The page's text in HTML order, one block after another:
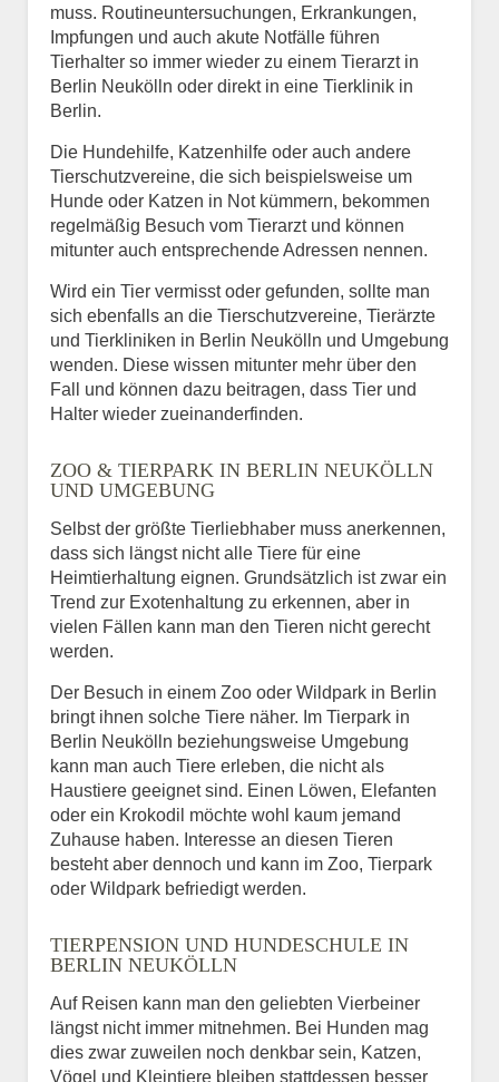
muss. Routineuntersuchungen, Erkrankungen,
Impfungen und auch akute Notfälle führen
Tierhalter so immer wieder zu einem Tierarzt in
Berlin Neukölln oder direkt in eine Tierklinik in
Berlin.
Die Hundehilfe, Katzenhilfe oder auch andere
Tierschutzvereine, die sich beispielsweise um
Hunde oder Katzen in Not kümmern, bekommen
regelmäßig Besuch vom Tierarzt und können
mitunter auch entsprechende Adressen nennen.
Wird ein Tier vermisst oder gefunden, sollte man
sich ebenfalls an die Tierschutzvereine, Tierärzte
und Tierkliniken in Berlin Neukölln und Umgebung
wenden. Diese wissen mitunter mehr über den
Fall und können dazu beitragen, dass Tier und
Halter wieder zueinanderfinden.
ZOO & TIERPARK IN BERLIN NEUKÖLLN
UND UMGEBUNG
Selbst der größte Tierliebhaber muss anerkennen,
dass sich längst nicht alle Tiere für eine
Heimtierhaltung eignen. Grundsätzlich ist zwar ein
Trend zur Exotenhaltung zu erkennen, aber in
vielen Fällen kann man den Tieren nicht gerecht
werden.
Der Besuch in einem Zoo oder Wildpark in Berlin
bringt ihnen solche Tiere näher. Im Tierpark in
Berlin Neukölln beziehungsweise Umgebung
kann man auch Tiere erleben, die nicht als
Haustiere geeignet sind. Einen Löwen, Elefanten
oder ein Krokodil möchte wohl kaum jemand
Zuhause haben. Interesse an diesen Tieren
besteht aber dennoch und kann im Zoo, Tierpark
oder Wildpark befriedigt werden.
TIERPENSION UND HUNDESCHULE IN
BERLIN NEUKÖLLN
Auf Reisen kann man den geliebten Vierbeiner
längst nicht immer mitnehmen. Bei Hunden mag
dies zwar zuweilen noch denkbar sein, Katzen,
Vögel und Kleintiere bleiben stattdessen besser